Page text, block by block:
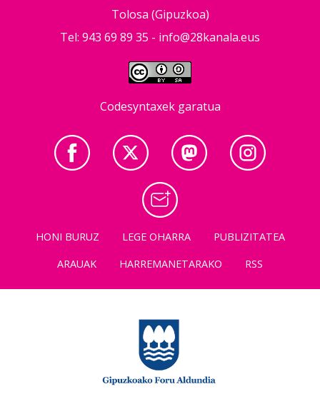
Tolosa (Gipuzkoa)
Tel: 943 69 89 35 - info@28kanala.eus
Codesyntaxek garatua
HONI BURUZ LEGE OHARRA
PUBLIZITATEA
ARAUAK
HARREMANETARAKO RSS